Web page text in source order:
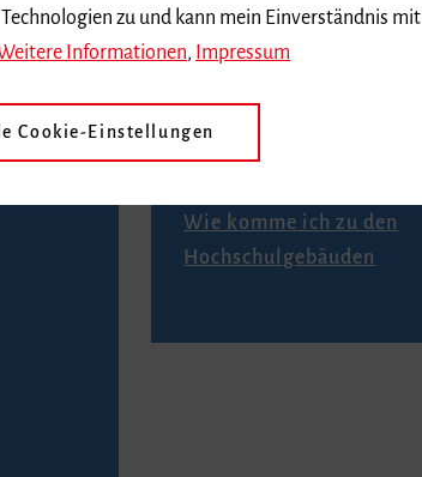
sind
Barzahlung möglich.
Anfahrt
Wie komme ich zu den
Hochschulgebäuden
zu und kann mein Einverständnis mit
Informationen, Impressum
Cookie-Einstellungen